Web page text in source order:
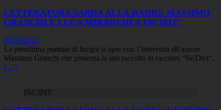
LETTERATURA SARDA ALLA RADIO: MASSIMO
GRANCHI E LUCA MIRARCHI A INCIPIT!
06/06/2022
La penultima puntata di Incipit si apre con l’intervista all’autore
Massimo Granchi che presenta la sua raccolta di racconti “Se/Dici“,
[…]
INCIPIT